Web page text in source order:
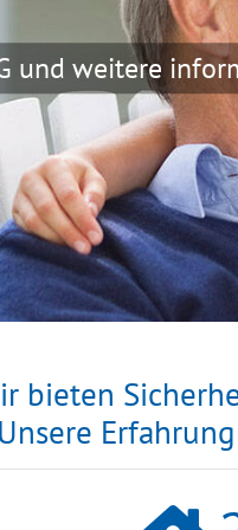
bieten